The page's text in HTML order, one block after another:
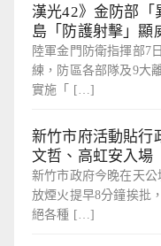
漢光42》金防部「
島「防護射擊」顯
陸軍金門防衛指揮部7
練，防區各部隊及9大
實施「 […]
新竹市府活動貼行
文哲、高虹安入場
新竹市政府今晚在天
放煙火提早8分鐘挨批
絕各種 […]